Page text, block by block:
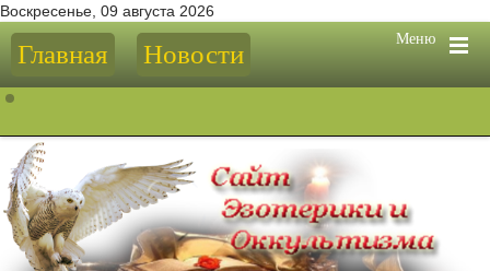
Воскресенье, 09 августа 2026
Меню
Главная Новости